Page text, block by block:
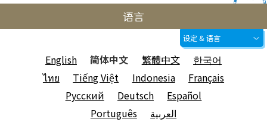
语言
设定 & 语言
English 简体中文 繁體中文
한국어
ไทย
Tiếng Việt Indonesia
Français
Русский
Deutsch
Español
Português
العربية